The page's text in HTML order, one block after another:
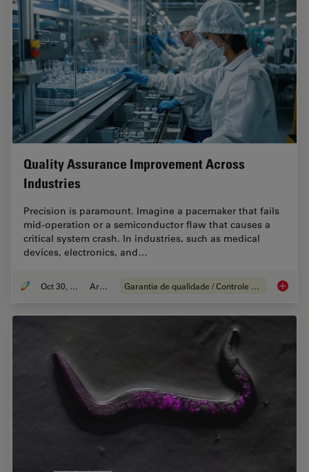
Quality Assurance Improvement Across
Industries
Precision is paramount. Imagine a pacemaker that fails
mid-operation or a semiconductor flaw that causes a
critical system crash. In industries, such as medical
devices, electronics, and…
Oct 30, 2025 Article Garantia de qualidade / Controle de qualidade Quality